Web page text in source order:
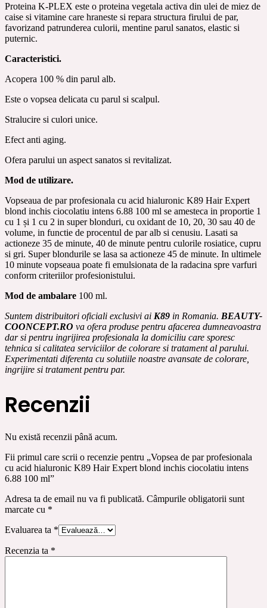
Proteina K-PLEX este o proteina vegetala activa din ulei de miez de
caise si vitamine care hraneste si repara structura firului de par,
favorizand patrunderea culorii, mentine parul sanatos, elastic si
puternic.
Caracteristici.
Acopera 100 % din parul alb.
Este o vopsea delicata cu parul si scalpul.
Stralucire si culori unice.
Efect anti aging.
Ofera parului un aspect sanatos si revitalizat.
Mod de utilizare.
Vopseaua de par profesionala cu acid hialuronic K89 Hair Expert
blond inchis ciocolatiu intens 6.88 100 ml se amesteca in proportie 1
cu 1 și 1 cu 2 in super blonduri, cu oxidant de 10, 20, 30 sau 40 de
volume, in functie de procentul de par alb si cenusiu. Lasati sa
actioneze 35 de minute, 40 de minute pentru culorile rosiatice, cupru
si gri. Super blondurile se lasa sa actioneze 45 de minute. In ultimele
10 minute vopseaua poate fi emulsionata de la radacina spre varfuri
conform criteriilor profesionistului.
Mod de ambalare 100 ml.
Suntem distribuitori oficiali exclusivi ai K89 in Romania. BEAUTY-
COONCEPT.RO va ofera produse pentru afacerea dumneavoastra
dar si pentru ingrijirea profesionala la domiciliu care sporesc
tehnica si calitatea serviciilor de colorare si tratament al parului.
Experimentati diferenta cu solutiile noastre avansate de colorare,
ingrijire si tratament pentru par.
Recenzii
Nu există recenzii până acum.
Fii primul care scrii o recenzie pentru „Vopsea de par profesionala
cu acid hialuronic K89 Hair Expert blond inchis ciocolatiu intens
6.88 100 ml”
Adresa ta de email nu va fi publicată. Câmpurile obligatorii sunt
marcate cu *
Evaluarea ta *
Recenzia ta *